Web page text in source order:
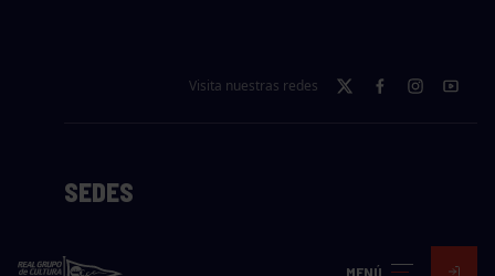
MENÚ
Visita nuestras redes
SEDES